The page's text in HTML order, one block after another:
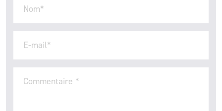
Commentaire *
E-mail*
Nom*